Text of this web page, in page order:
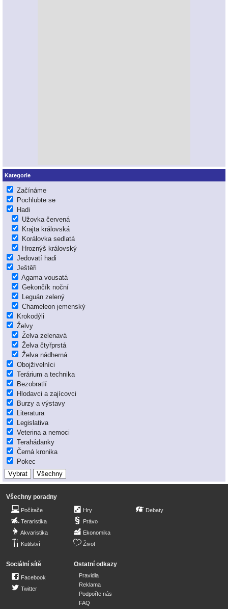
Kategorie
Začínáme
Pochlubte se
Hadi
Užovka červená
Krajta královská
Korálovka sedlatá
Hroznýš královský
Jedovatí hadi
Ještěři
Agama vousatá
Gekončík noční
Leguán zelený
Chameleon jemenský
Krokodýli
Želvy
Želva zelenavá
Želva čtyřprstá
Želva nádherná
Obojživelníci
Terárium a technika
Bezobratlí
Hlodavci a zajícovci
Burzy a výstavy
Literatura
Legislativa
Veterina a nemoci
Terahádanky
Černá kronika
Pokec
Všechny poradny
Počítače
Teraristika
Akvaristika
Kutilství
Hry
Právo
Ekonomika
Život
Debaty
Sociální sítě
Facebook
Twitter
Ostatní odkazy
Pravidla
Reklama
Podpořte nás
FAQ